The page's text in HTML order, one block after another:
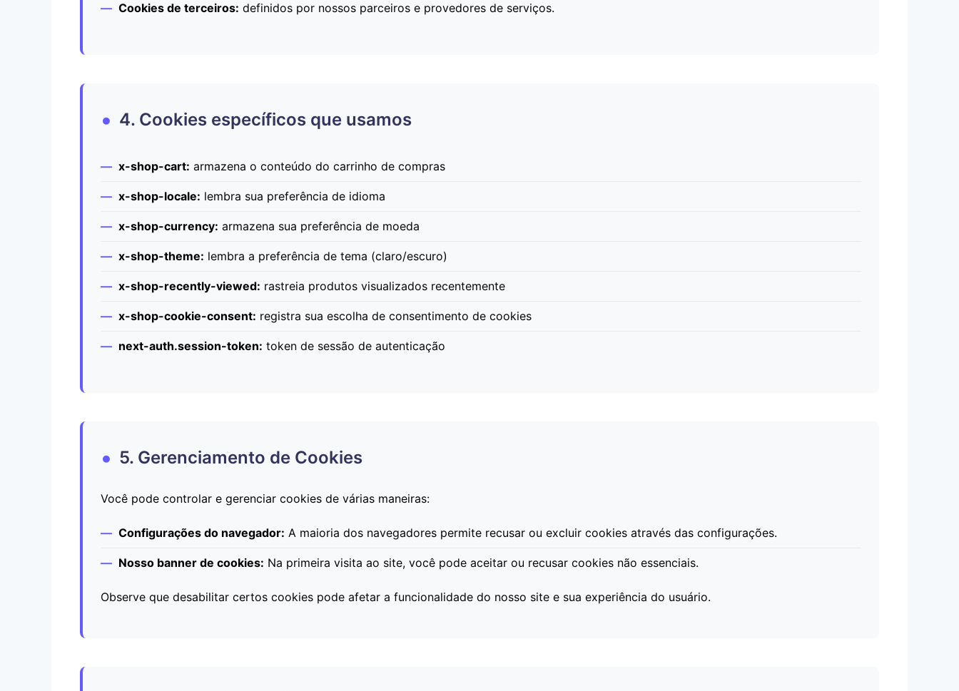
Cookies de terceiros: definidos por nossos parceiros e provedores de serviços.
4. Cookies específicos que usamos
x-shop-cart: armazena o conteúdo do carrinho de compras
x-shop-locale: lembra sua preferência de idioma
x-shop-currency: armazena sua preferência de moeda
x-shop-theme: lembra a preferência de tema (claro/escuro)
x-shop-recently-viewed: rastreia produtos visualizados recentemente
x-shop-cookie-consent: registra sua escolha de consentimento de cookies
next-auth.session-token: token de sessão de autenticação
5. Gerenciamento de Cookies
Você pode controlar e gerenciar cookies de várias maneiras:
Configurações do navegador: A maioria dos navegadores permite recusar ou excluir cookies através das configurações.
Nosso banner de cookies: Na primeira visita ao site, você pode aceitar ou recusar cookies não essenciais.
Observe que desabilitar certos cookies pode afetar a funcionalidade do nosso site e sua experiência do usuário.